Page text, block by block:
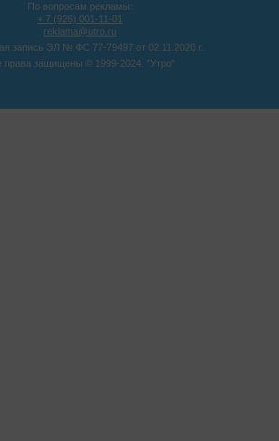
По вопросам рекламы:
+ 7 (926) 001-11-01
reklama@utro.ru
запись ЭЛ № ФС 77-79497 от 02.11.2020 г.
права защищены © 1999-2024. "Утро"